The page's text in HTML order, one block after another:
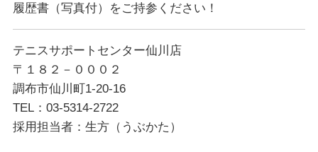
履歴書（写真付）をご持参ください！
テニスサポートセンター仙川店
〒１８２－０００２
調布市仙川町1-20-16
TEL：03-5314-2722
採用担当者：生方（うぶかた）